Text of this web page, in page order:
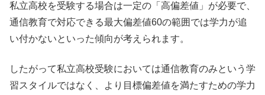
私立高校を受験する場合は一定の「高偏差値」が必要で、
通信教育で対応できる最大偏差値60の範囲では学力が追
い付かないといった傾向が考えられます。
したがって私立高校受験においては通信教育のみという学
習スタイルではなく、より目標偏差値を満たすための学力